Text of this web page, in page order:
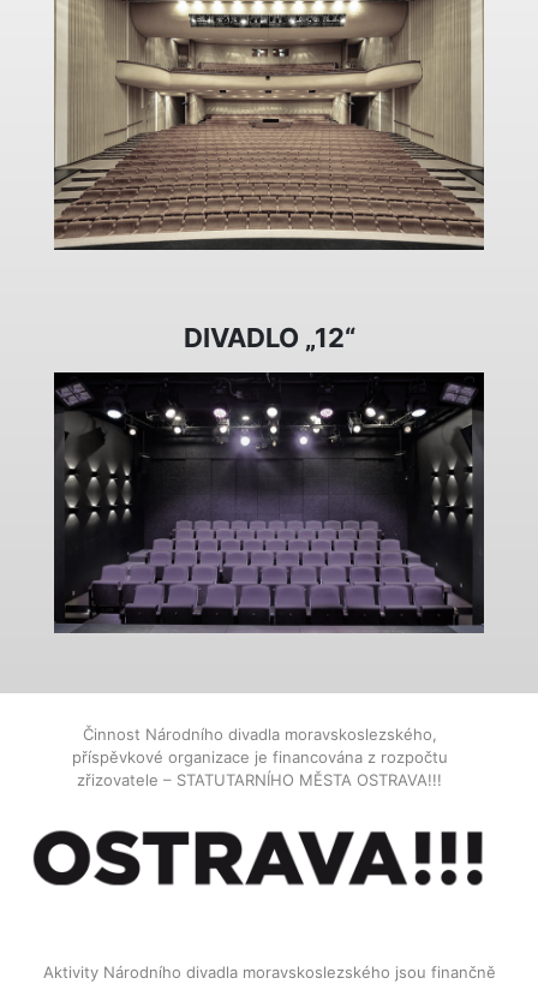
DIVADLO „12“
Činnost Národního divadla moravskoslezského,
příspěvkové organizace je financována z rozpočtu
zřizovatele – STATUTARNÍHO MĚSTA OSTRAVA!!!
Aktivity Národního divadla moravskoslezského jsou finančně